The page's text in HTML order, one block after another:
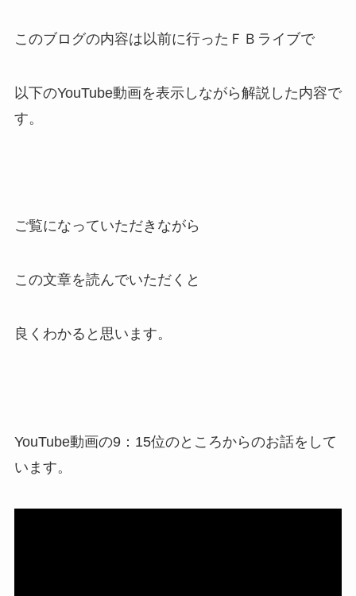
このブログの内容は以前に行ったＦＢライブで
以下のYouTube動画を表示しながら解説した内容で
す。
ご覧になっていただきながら
この文章を読んでいただくと
良くわかると思います。
YouTube動画の9：15位のところからのお話をして
います。